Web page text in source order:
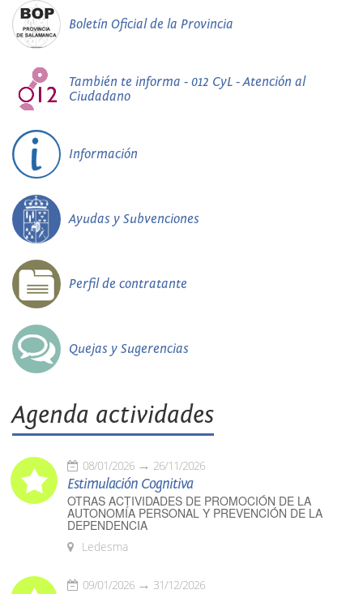
Boletín Oficial de la Provincia
También te informa - 012 CyL - Atención al
Ciudadano
Información
Ayudas y Subvenciones
Perfil de contratante
Quejas y Sugerencias
Agenda actividades
08/01/2026 26/11/2026
Estimulación Cognitiva
OTRAS ACTIVIDADES DE PROMOCIÓN DE LA
AUTONOMÍA PERSONAL Y PREVENCIÓN DE LA
DEPENDENCIA
Ledesma
09/01/2026 31/12/2026